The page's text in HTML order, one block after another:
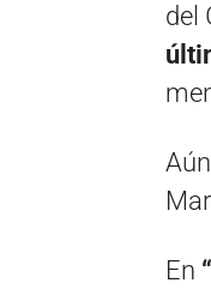
del
En